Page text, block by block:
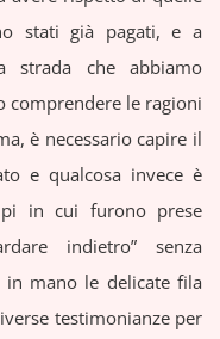
stati già pagati, e a
strada che abbiamo
comprendere le ragioni
è necessario capire il
e qualcosa invece è
in cui furono prese
indietro” senza
mano le delicate fila
testimonianze per